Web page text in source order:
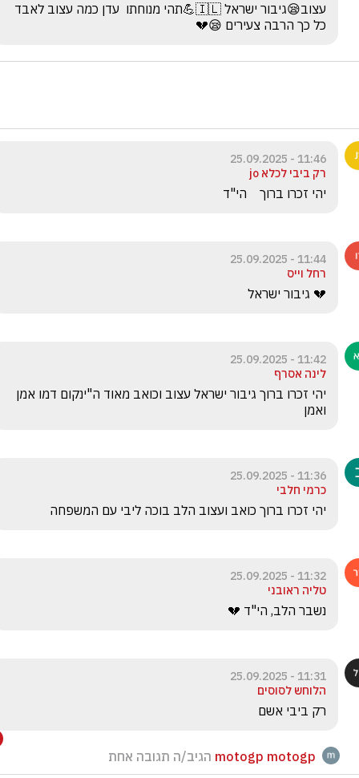
כל כך הרבה צעירים 😪💔
11:46 - 25.09.2025
רק ביבי לכלא jo
יהי זכרו ברוך    הי"ד
11:44 - 25.09.2025
רחל וייס
💔 גיבור ישראל
11:42 - 25.09.2025
לינה אסרף
ואמן
11:36 - 25.09.2025
כרמי חלבי
יהי זכרו ברוך כואב ועצוב הלב בוכה ליבי עם המשפחה
11:32 - 25.09.2025
טליה ראובני
נשבר הלב, הי"ד 💔
11:31 - 25.09.2025
הלוחש לסוסים
רק ביבי אשם
motogp motogp הגיב/ה תגובה אחת